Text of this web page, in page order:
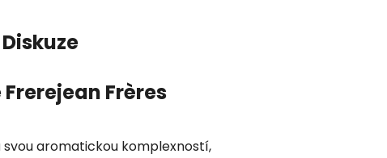
Diskuze
Frères
aromatickou komplexností,